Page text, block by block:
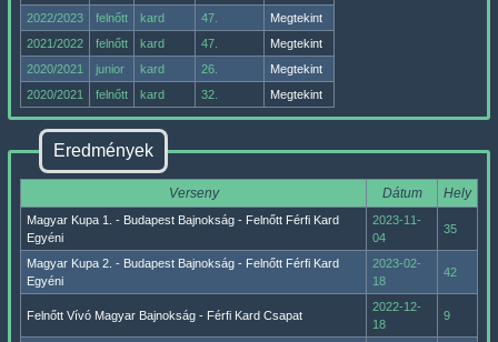
2022/2023
felnőtt kard 47.
Megtekint
2021/2022
felnőtt kard 47.
Megtekint
2020/2021
junior kard 26.
Megtekint
2020/2021
felnőtt kard 32. Megtekint
Eredmények
Verseny Dátum Hely
Magyar Kupa 1. - Budapest Bajnokság - Felnőtt Férfi Kard
Egyéni
2023-11-
04
35
Magyar Kupa 2. - Budapest Bajnokság - Felnőtt Férfi Kard
Egyéni
2023-02-
18
42
Felnőtt Vívó Magyar Bajnokság - Férfi Kard Csapat
2022-12-
18
9